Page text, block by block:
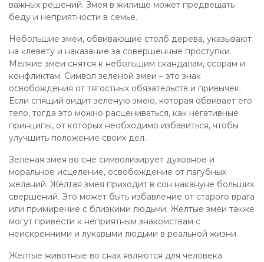
важных решений. Змея в жилище может предвещать
беду и неприятности в семье.
Небольшие змеи, обвивающие столб дерева, указывают
на клевету и наказание за совершенные проступки.
Мелкие змеи снятся к небольшим скандалам, ссорам и
конфликтам. Символ зеленой змеи – это знак
освобождения от тягостных обязательств и привычек.
Если спящий видит зеленую змею, которая обвивает его
тело, тогда это можно расцениваться, как негативные
принципы, от которых необходимо избавиться, чтобы
улучшить положение своих дел.
Зеленая змея во сне символизирует духовное и
моральное исцеление, освобождение от пагубных
желаний. Желтая змея приходит в сон накануне больших
свершений. Это может быть избавление от старого врага
или примирение с близкими людьми. Желтые змеи также
могут привести к неприятным знакомствам с
неискренними и лукавыми людьми в реальной жизни.
Желтые животные во снах являются для человека